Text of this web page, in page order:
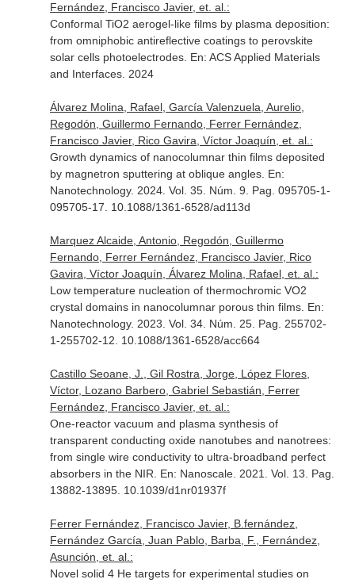
Fernández, Francisco Javier, et. al.:
Conformal TiO2 aerogel-like films by plasma deposition:
from omniphobic antireflective coatings to perovskite
solar cells photoelectrodes. En: ACS Applied Materials
and Interfaces. 2024
Álvarez Molina, Rafael, García Valenzuela, Aurelio,
Regodón, Guillermo Fernando, Ferrer Fernández,
Francisco Javier, Rico Gavira, Víctor Joaquín, et. al.:
Growth dynamics of nanocolumnar thin films deposited
by magnetron sputtering at oblique angles. En:
Nanotechnology. 2024. Vol. 35. Núm. 9. Pag. 095705-1-
095705-17. 10.1088/1361-6528/ad113d
Marquez Alcaide, Antonio, Regodón, Guillermo
Fernando, Ferrer Fernández, Francisco Javier, Rico
Gavira, Víctor Joaquín, Álvarez Molina, Rafael, et. al.:
Low temperature nucleation of thermochromic VO2
crystal domains in nanocolumnar porous thin films. En:
Nanotechnology. 2023. Vol. 34. Núm. 25. Pag. 255702-
1-255702-12. 10.1088/1361-6528/acc664
Castillo Seoane, J., Gil Rostra, Jorge, López Flores,
Víctor, Lozano Barbero, Gabriel Sebastián, Ferrer
Fernández, Francisco Javier, et. al.:
One-reactor vacuum and plasma synthesis of
transparent conducting oxide nanotubes and nanotrees:
from single wire conductivity to ultra-broadband perfect
absorbers in the NIR. En: Nanoscale. 2021. Vol. 13. Pag.
13882-13895. 10.1039/d1nr01937f
Ferrer Fernández, Francisco Javier, B.fernández,
Fernández García, Juan Pablo, Barba, F., Fernández,
Asunción, et. al.:
Novel solid 4 He targets for experimental studies on